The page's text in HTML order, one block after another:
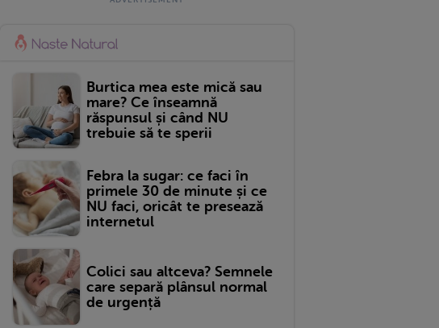
Burtica mea este mică sau
mare? Ce înseamnă
răspunsul și când NU
trebuie să te sperii
Febra la sugar: ce faci în
primele 30 de minute și ce
NU faci, oricât te presează
internetul
Colici sau altceva? Semnele
care separă plânsul normal
de urgență